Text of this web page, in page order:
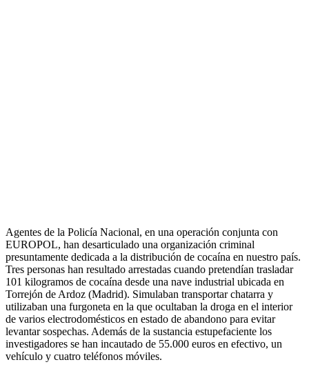
Agentes de la Policía Nacional, en una operación conjunta con
EUROPOL, han desarticulado una organización criminal
presuntamente dedicada a la distribución de cocaína en nuestro país.
Tres personas han resultado arrestadas cuando pretendían trasladar
101 kilogramos de cocaína desde una nave industrial ubicada en
Torrejón de Ardoz (Madrid). Simulaban transportar chatarra y
utilizaban una furgoneta en la que ocultaban la droga en el interior
de varios electrodomésticos en estado de abandono para evitar
levantar sospechas. Además de la sustancia estupefaciente los
investigadores se han incautado de 55.000 euros en efectivo, un
vehículo y cuatro teléfonos móviles.